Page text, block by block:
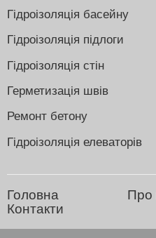
Гідроізоляція басейну
Гідроізоляція підлоги
Гідроізоляція стін
Герметизація швів
Ремонт бетону
Гідроізоляція елеваторів
Головна Про
Контакти